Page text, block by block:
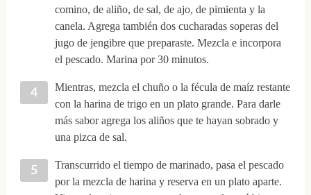
comino, de aliño, de sal, de ajo, de pimienta y la
canela. Agrega también dos cucharadas soperas del
jugo de jengibre que preparaste. Mezcla e incorpora
el pescado. Marina por 30 minutos.
Mientras, mezcla el chuño o la fécula de maíz restante
con la harina de trigo en un plato grande. Para darle
más sabor agrega los aliños que te hayan sobrado y
una pizca de sal.
Transcurrido el tiempo de marinado, pasa el pescado
por la mezcla de harina y reserva en un plato aparte.